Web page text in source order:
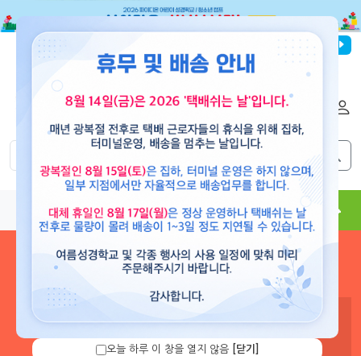
파이디온선교회
도서 뮤직 용품 현수막 콘텐츠
로그인 하시면 보유 캐쉬 확
니다.
오늘 하루 이 창을 열지 않음 [닫기]